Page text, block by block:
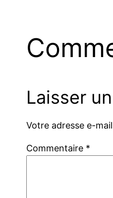
Laisser
Votre adresse e-
Commentaire *